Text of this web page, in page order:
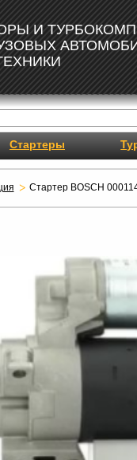
И
Стартеры
Стартер BOSCH